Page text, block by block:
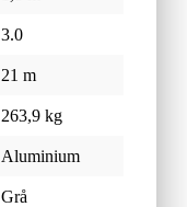
3.0
21 m
263,9 kg
Aluminium
Grå